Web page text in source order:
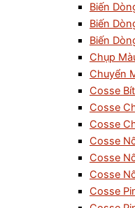
Biến
Biến
Biến
Chụp
Chuyển
Cosse
Cosse
Cosse
Cosse
Cosse
Cosse
Cosse